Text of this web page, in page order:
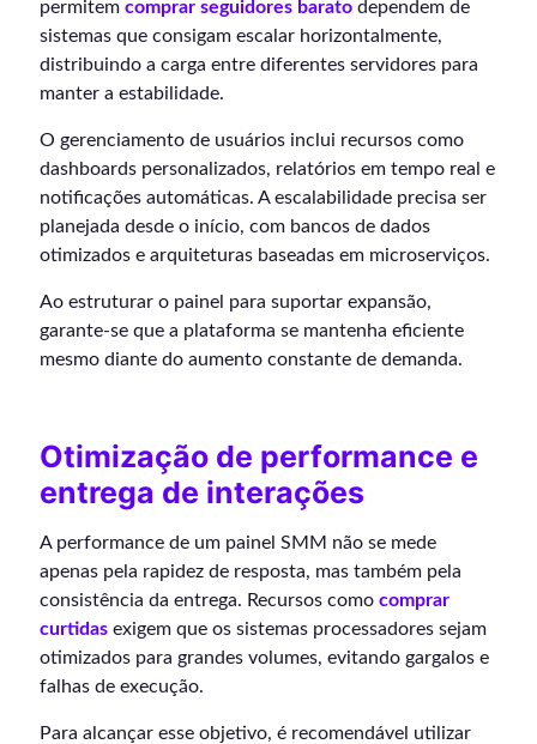
permitem comprar seguidores barato dependem de
sistemas que consigam escalar horizontalmente,
distribuindo a carga entre diferentes servidores para
manter a estabilidade.
O gerenciamento de usuários inclui recursos como
dashboards personalizados, relatórios em tempo real e
notificações automáticas. A escalabilidade precisa ser
planejada desde o início, com bancos de dados
otimizados e arquiteturas baseadas em microserviços.
Ao estruturar o painel para suportar expansão,
garante-se que a plataforma se mantenha eficiente
mesmo diante do aumento constante de demanda.
Otimização de performance e
entrega de interações
A performance de um painel SMM não se mede
apenas pela rapidez de resposta, mas também pela
consistência da entrega. Recursos como comprar
curtidas exigem que os sistemas processadores sejam
otimizados para grandes volumes, evitando gargalos e
falhas de execução.
Para alcançar esse objetivo, é recomendável utilizar